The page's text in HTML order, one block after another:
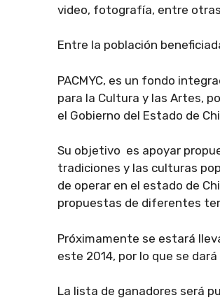
video, fotografía, entre
Entre la población
PACMYC, es un fondo
para la Cultura y las Artes,
el Gobierno del Estado de
Su objetivo es apoyar
tradiciones y las culturas
de operar en el estado de
propuestas de diferentes
Próximamente se estará
este 2014, por lo que se
La lista de ganadores será